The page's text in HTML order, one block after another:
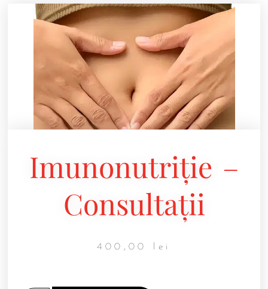
Imunonutriție –
Consultații
400,00 lei